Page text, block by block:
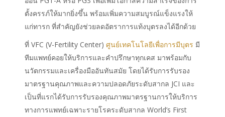
ตั้งครรภ์ให้มากยิ่งขึ้น พร้อมเพิ่มความสมบูรณ์แข็งแรงให้
แก่ทารก ที่สำคัญยังช่วยลดอัตราการแท้งบุตรลงได้อีกด้วย
ที่ VFC (V-Fertility Center) ศูนย์เทคโนโลยีเพื่อการมีบุตร มี
ทีมแพทย์คอยให้บริการและคำปรึกษาทุกเคส มาพร้อมกับ
นวัตกรรมและเครื่องมืออันทันสมัย โดยได้รับการรับรอง
มาตรฐานคุณภาพและความปลอดภัยระดับสากล JCI และ
เป็นที่แรกได้รับการรับรองคุณภาพมาตรฐานการให้บริการ
ทางการแพทย์เฉพาะรายโรคระดับสากล World’s First